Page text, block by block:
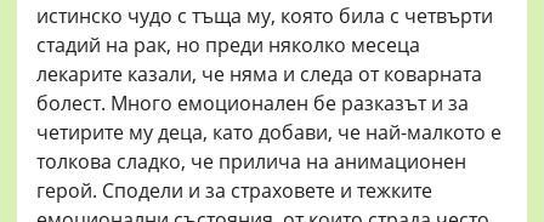
истинско чудо с тъща му, която била с четвърти
стадий на рак, но преди няколко месеца
лекарите казали, че няма и следа от коварната
болест. Много емоционален бе разказът и за
четирите му деца, като добави, че най-малкото е
толкова сладко, че прилича на анимационен
герой. Сподели и за страховете и тежките